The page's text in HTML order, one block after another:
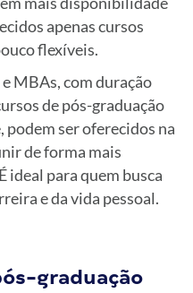
apenas cursos
flexíveis.
MBAs, com duração
de pós-graduação
ser oferecidos na
de forma mais
ideal para quem busca
e da vida pessoal.
graduação